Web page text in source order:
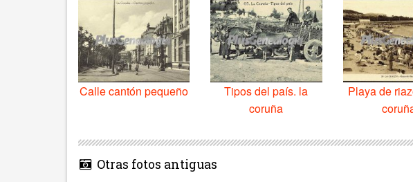
Calle cantón pequeño
Tipos del país. la
coruña
Playa de
Otras fotos antiguas